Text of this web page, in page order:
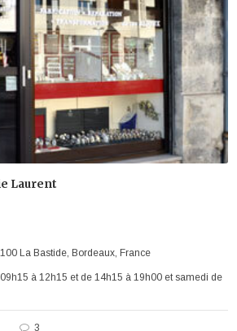
Laurent
La Bastide, Bordeaux, France
à 12h15 et de 14h15 à 19h00 et samedi de
3